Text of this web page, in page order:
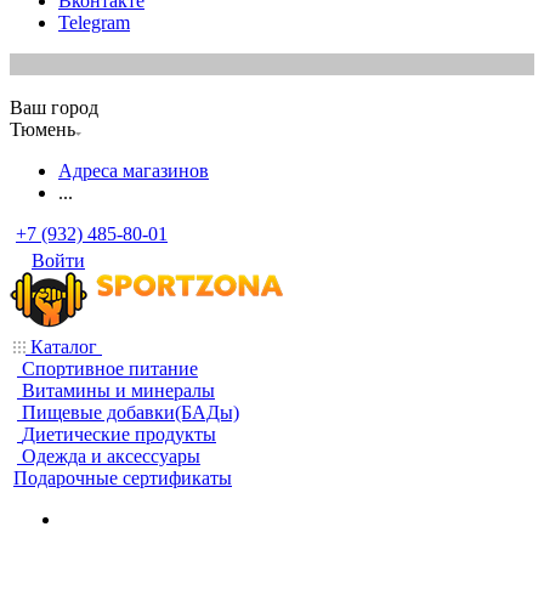
Telegram
Ваш город
Тюмень
Адреса магазинов
...
+7 (932) 485-80-01
Войти
Каталог
Спортивное питание
Витамины и минералы
Пищевые добавки(БАДы)
Диетические продукты
Одежда и аксессуары
Подарочные сертификаты